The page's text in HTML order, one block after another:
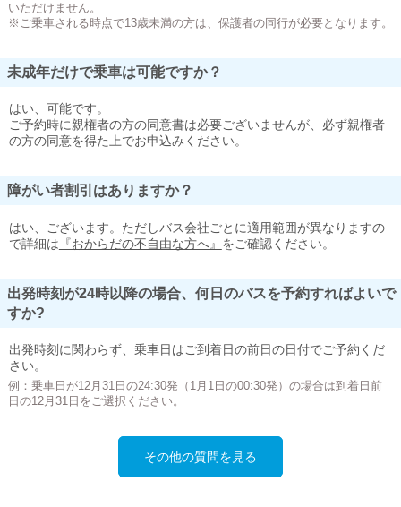
いただけません。
※ご乗車される時点で13歳未満の方は、保護者の同行が必要となります。
未成年だけで乗車は可能ですか？
はい、可能です。
ご予約時に親権者の方の同意書は必要ございませんが、必ず親権者
の方の同意を得た上でお申込みください。
障がい者割引はありますか？
はい、ございます。ただしバス会社ごとに適用範囲が異なりますの
で詳細は 『おからだの不自由な方へ』 をご確認ください。
出発時刻が24時以降の場合、何日のバスを予約すればよいで
すか?
出発時刻に関わらず、乗車日はご到着日の前日の日付でご予約くだ
さい。
例：乗車日が12月31日の24:30発（1月1日の00:30発）の場合は到着日前
日の12月31日をご選択ください。
その他の質問を見る